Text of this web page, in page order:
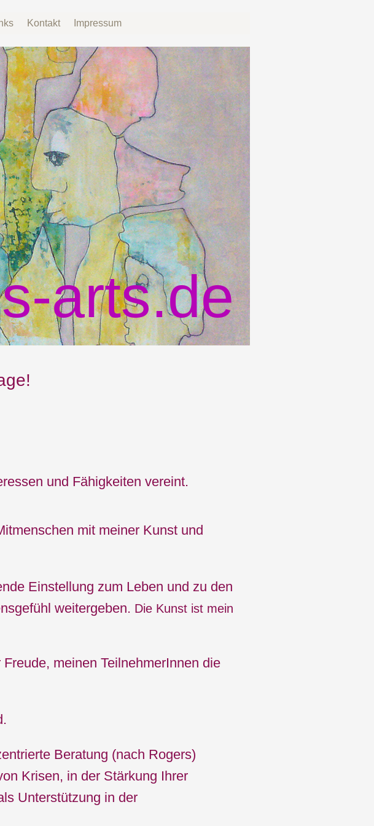
Kontakt Impressum
arts.de
und Fähigkeiten vereint.
mit meiner Kunst und
Einstellung zum Leben und zu den
weitergeben. Die Kunst ist mein
meinen TeilnehmerInnen die
Beratung (nach Rogers)
Krisen, in der Stärkung Ihrer
Unterstützung in der